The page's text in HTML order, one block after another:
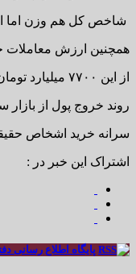
شاخص کل هم وزن اما امروز
همچنین ارزش معاملات خرد بازار
از این ۷۷۰۰ میلیارد تومان، سهم بازار بورس ۴۱۰۰ میلیارد تومان و بازار فرابورس ۲۳۰۰ میلیارد تومان و سهم صندوق‌های سهامی ۱۳۰۰ میلیارد تومان بوده است.
روند خروج پول از بازار سهام امروز
سرانه خرید اشخاص حقیقی نیز در انتهای معاملات به
اشتراک این خبر در :
پایگاه اطلاع رسانی